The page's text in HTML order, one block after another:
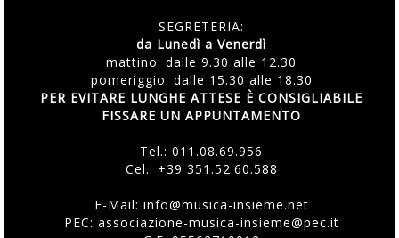
SEGRETERIA:
da Lunedì a Venerdì
mattino: dalle 9.30 alle 12.30
pomeriggio: dalle 15.30 alle 18.30
PER EVITARE LUNGHE ATTESE È CONSIGLIABILE
FISSARE UN APPUNTAMENTO
Tel.:011.08.69.956
Cel.: +39 351.52.60.588
E-Mail: info@musica-insieme.net
PEC: associazione-musica-insieme@pec.it